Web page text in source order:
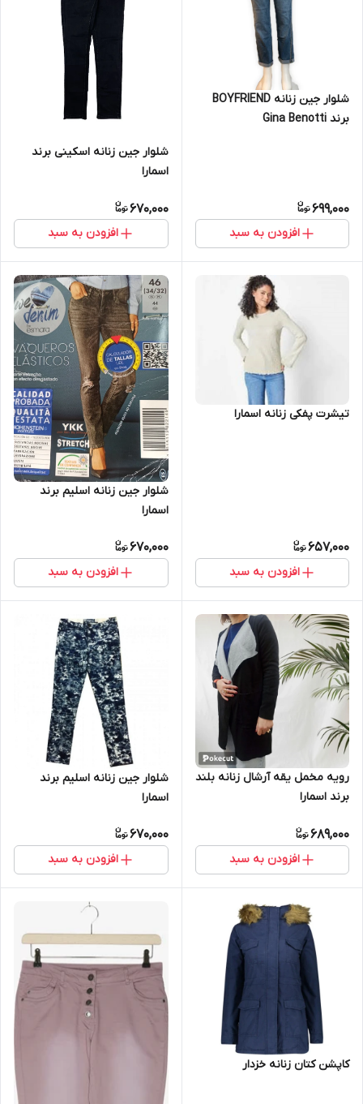
شلوار جین زنانه BOYFRIEND
برند Gina Benotti
699,000
افزودن به سبد
شلوار جین زنانه اسکینی برند
اسمارا
670,000
افزودن به سبد
تیشرت پفکی زنانه اسمارا
657,000
افزودن به سبد
شلوار جین زنانه اسلیم برند
اسمارا
670,000
افزودن به سبد
رویه مخمل یقه آرشال زنانه بلند
برند اسمارا
689,000
افزودن به سبد
شلوار جین زنانه اسلیم برند
اسمارا
670,000
افزودن به سبد
کاپشن کتان زنانه خزدار